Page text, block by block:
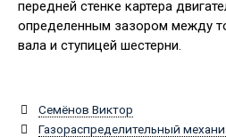
передней стенке картера
определенным зазором между
вала и ступицей шестерни.
Семёнов Виктор
Газораспределительный